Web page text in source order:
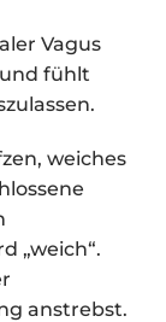
Vagus
fühlt
weiches
„weich“.
anstrebst.